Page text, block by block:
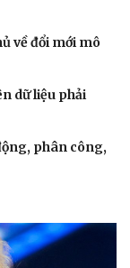
về đổi mới mô
dữ liệu phải
phân công,